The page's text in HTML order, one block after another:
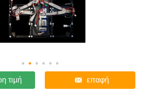
τιμή επαφή